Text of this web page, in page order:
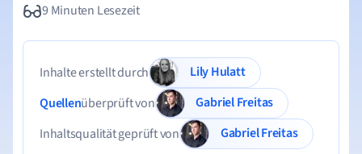
9 Minuten Lesezeit
Inhalte erstellt durch
Lily Hulatt
Quellenüberprüft von
Gabriel Freitas
Inhaltsqualität geprüft von
Gabriel Freitas